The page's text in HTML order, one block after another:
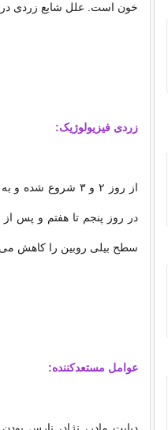
خون است. علل شایع زردی در
زردی فیزیولوژیک:
از روز ۲ و ۳
سطح بیلی روبین را کاهش
عوامل مستعدکننده: